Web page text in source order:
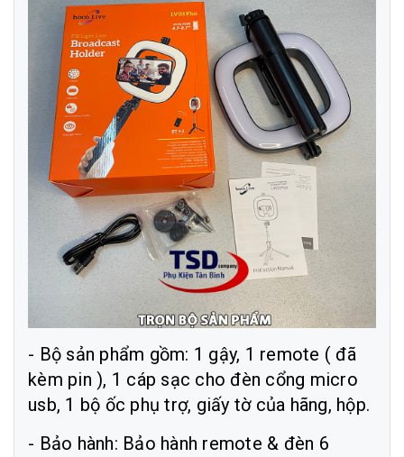
- Bộ sản phẩm gồm: 1 gậy, 1 remote ( đã
kèm pin ), 1 cáp sạc cho đèn cổng micro
usb, 1 bộ ốc phụ trợ, giấy tờ của hãng, hộp.
- Bảo hành: Bảo hành remote & đèn 6